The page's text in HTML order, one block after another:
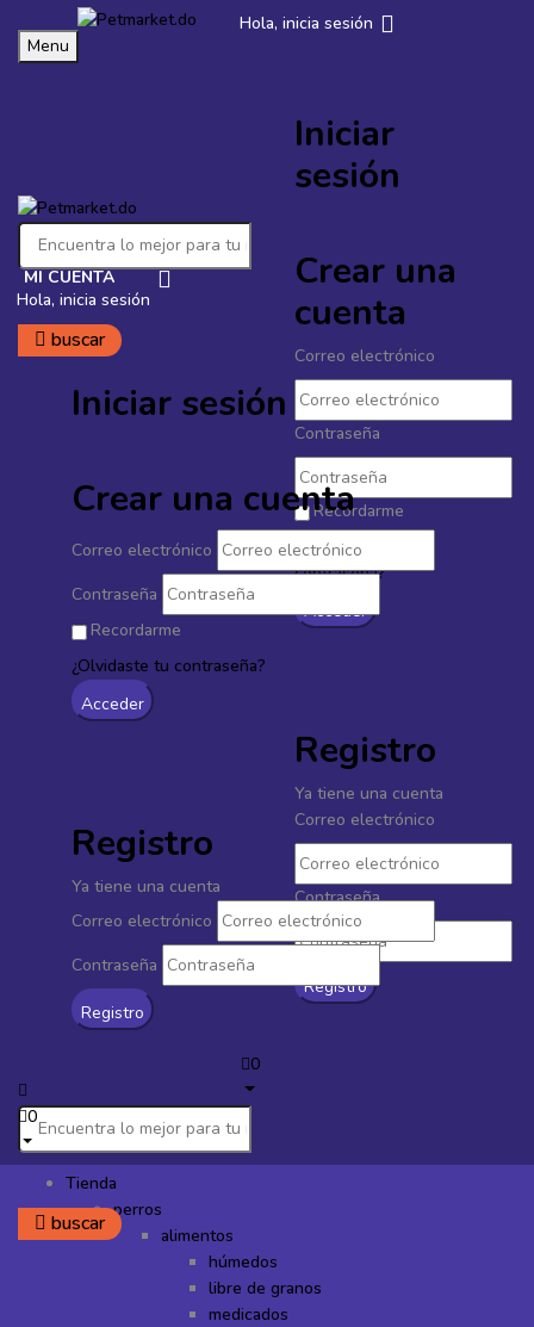
‹ ENVÍO GRATIS en órdenes mayores a $4,500
Menu
Hola, inicia sesión
Iniciar
sesión
Crear una
cuenta
Correo electrónico
Contraseña
Recordarme
¿Olvidaste tu
contraseña?
Registro
Ya tiene una cuenta
Correo electrónico
Contraseña
0
buscar
buscar
MI CUENTA
Hola, inicia sesión
Iniciar sesión
Crear una cuenta
Correo electrónico
Contraseña
Recordarme
¿Olvidaste tu contraseña?
Registro
Ya tiene una cuenta
Correo electrónico
Contraseña
0
Tienda
perros
alimentos
húmedos
libre de granos
medicados